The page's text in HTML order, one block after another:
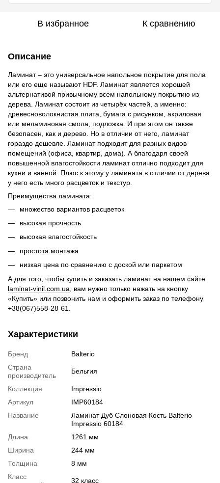
В избранное К сравнению
Описание
Ламинат – это универсальное напольное покрытие для пола
или его еще называют HDF. Ламинат является хорошей
альтернативой привычному всем напольному покрытию из
дерева. Ламинат состоит из четырёх частей, а именно:
древесноволокнистая плита, бумага с рисунком, акриловая
или меламиновая смола, подложка. И при этом он также
безопасен, как и дерево. Но в отличии от него, ламинат
гораздо дешевле. Ламинат подходит для разных видов
помещений (офиса, квартир, дома). А благодаря своей
повышенной влагостойкости ламинат отлично подходит для
кухни и ванной. Плюс к этому у ламината в отличии от дерева
у него есть много расцветок и текстур.
Преимущества ламината:
множество вариантов расцветок
высокая прочность
высокая влагостойкость
простота монтажа
низкая цена по сравнению с доской или паркетом
А для того, чтобы купить и заказать ламинат на нашем сайте
laminat-vinil.com.ua , вам нужно только нажать на кнопку
«Купить» или позвонить нам и оформить заказ по телефону
+38(067)558-28-61.
Характеристики
Бренд
Balterio
Страна
производитель
Бельгия
Коллекция
Impressio
Артикул
IMP60184
Название
Ламинат Дуб Слоновая Кость Balterio
Impressio 60184
Длина
1261 мм
Ширина
244 мм
Толщина
8 мм
Класс
32 класс